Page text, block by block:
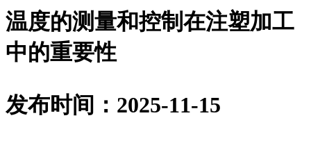
温度的测量和控制在注塑加工
中的重要性
发布时间：2025-11-15